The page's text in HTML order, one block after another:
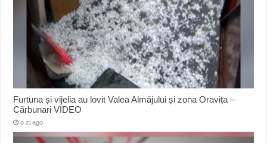
Furtuna și vijelia au lovit Valea Almăjului și zona Oravița –
Cărbunari VIDEO
o zi ago